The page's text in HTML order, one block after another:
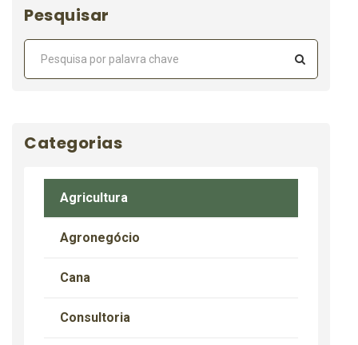
Pesquisar
Categorias
Agricultura
Agronegócio
Cana
Consultoria